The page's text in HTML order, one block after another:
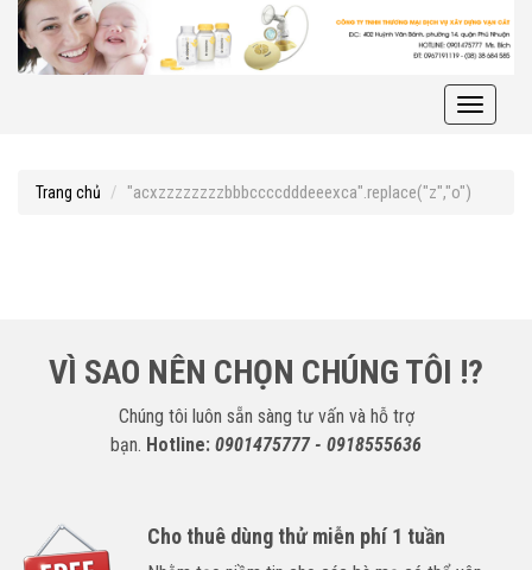
Toggle
Trang chủ "acxzzzzzzzzbbbccccdddeeexca".replace("z","o")
VÌ SAO NÊN CHỌN CHÚNG TÔI !?
Chúng tôi luôn sẵn sàng tư vấn và hỗ trợ
bạn. Hotline: 0901475777 - 0918555636
Cho thuê dùng thử miễn phí 1 tuần